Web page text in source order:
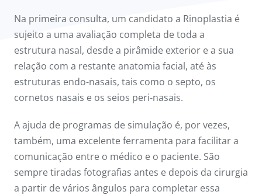
Na primeira consulta, um candidato a Rinoplastia é
sujeito a uma avaliação completa de toda a
estrutura nasal, desde a pirâmide exterior e a sua
relação com a restante anatomia facial, até às
estruturas endo-nasais, tais como o septo, os
cornetos nasais e os seios peri-nasais.
A ajuda de programas de simulação é, por vezes,
também, uma excelente ferramenta para facilitar a
comunicação entre o médico e o paciente. São
sempre tiradas fotografias antes e depois da cirurgia
a partir de vários ângulos para completar essa